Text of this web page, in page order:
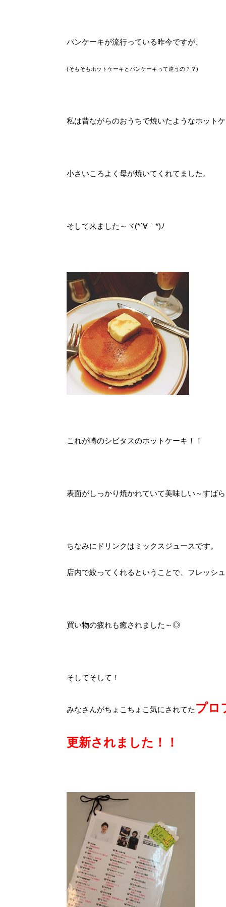
パンケーキが流行っている昨今ですが、
(そもそもホットケーキとパンケーキって違うの？？)
私は昔ながらのおうちで焼いたようなホット
小さいころよく母が焼いてくれてました。
そして来ました～ヾ(*´∀｀*)ﾉ
これが噂のシビタスのホットケーキ！！
表面がしっかり焼かれていて美味しい～すば
ちなみにドリンクはミックスジュースです。
店内で絞ってくれるということで、フレッシュ
買い物の疲れも癒されました～◎
そしてそして！
みなさんがちょこちょこ気にされてた プロ
更新されました！！